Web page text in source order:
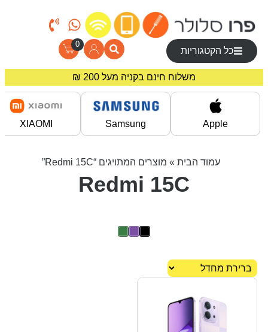
כל הקטגוריות
0
משלוח חינם בקניה מעל 200 ₪
מחירים מיוחדים לרוכשים באתר!
Apple
Samsung
XIAOMI
עמוד הבית » מוצרים המתויגים “Redmi 15C”
Redmi 15C